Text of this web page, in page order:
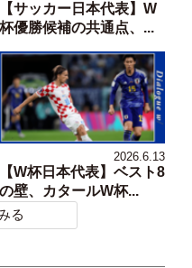
【サッカー日本代表】W
杯優勝候補の共通点、...
2026.6.13
【W杯日本代表】ベスト8
の壁、カタールW杯...
る